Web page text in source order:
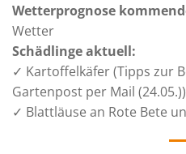
Wetterprognose
Wetter
Schädlinge aktuell:
✓ Kartoffelkäfer (Tipps zur
Gartenpost per Mail (24.05.))
✓ Blattläuse an Rote Bete